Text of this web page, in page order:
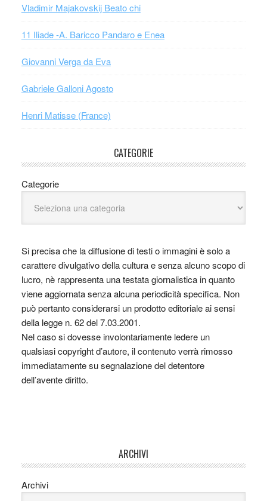
Vladimir Majakovskij Beato chi
11 Iliade -A. Baricco Pandaro e Enea
Giovanni Verga da Eva
Gabriele Galloni Agosto
Henri Matisse (France)
CATEGORIE
Categorie
Si precisa che la diffusione di testi o immagini è solo a
carattere divulgativo della cultura e senza alcuno scopo di
lucro, nè rappresenta una testata giornalistica in quanto
viene aggiornata senza alcuna periodicità specifica. Non
può pertanto considerarsi un prodotto editoriale ai sensi
della legge n. 62 del 7.03.2001.
Nel caso si dovesse involontariamente ledere un
qualsiasi copyright d’autore, il contenuto verrà rimosso
immediatamente su segnalazione del detentore
dell’avente diritto.
ARCHIVI
Archivi